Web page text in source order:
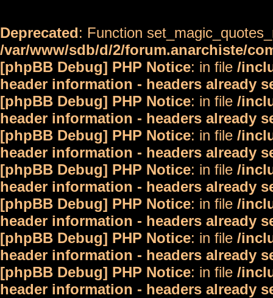
Deprecated: Function
/var/www/sdb/d/2/forum.anarchiste/
[phpBB Debug] PHP Notice: in file /
header information - headers already
[phpBB Debug] PHP Notice: in file /
header information - headers already
[phpBB Debug] PHP Notice: in file /
header information - headers already
[phpBB Debug] PHP Notice: in file /
header information - headers already
[phpBB Debug] PHP Notice: in file /
header information - headers already
[phpBB Debug] PHP Notice: in file /
header information - headers already
[phpBB Debug] PHP Notice: in file /
header information - headers already